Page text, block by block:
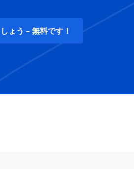
ょう - 無料です！